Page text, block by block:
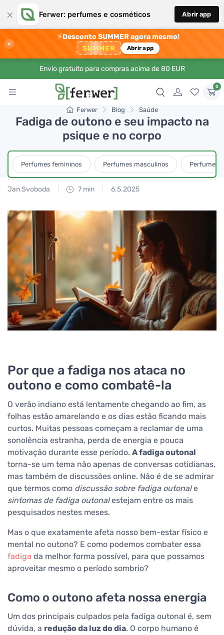
× Ferwer: perfumes e cosméticos Abrir app
×
⚡Desconto SUMMER agora mesmo!
SUMMER Abrir app
Envio gratuito para compras acima de 80 EUR
0
Ferwer Blog Saúde
Fadiga de outono e seu impacto na
psique e no corpo
Perfumes femininos Perfumes masculinos Perfumes
Jan Svoboda 7 min 6.5.2025
Por que a fadiga nos ataca no
outono e como combatê-la
O verão indiano está lentamente chegando ao fim, as
folhas estão amarelando e os dias estão ficando mais
curtos. Muitas pessoas começam a reclamar de uma
sonolência estranha, perda de energia e pouca
motivação durante esse período. A fadiga outonal
torna-se um tema não apenas de conversas cotidianas,
mas também de discussões online. Não é de se admirar
que termos como discussão sobre fadiga outonale
sintomas de fadiga outonalestejam entre os mais
pesquisados nestes meses.
Mas o que exatamente afeta nosso bem-estar físico e
mental no outono? E como podemos combater essa
fadiga da melhor forma possível, para que possamos
aproveitar mesmo o período sombrio?
Como o outono afeta nossa energia
Um dos principais culpados pela fadiga outonal é, sem
dúvida, a redução da luz do dia. O corpo humano é